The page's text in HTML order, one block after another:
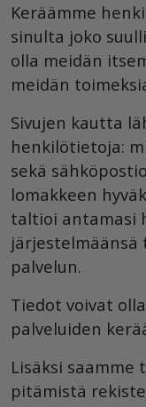
Keräämme
sinulta joko
olla meidän
meidän
Sivujen kautta
henkilötietoja:
sekä
lomakkeen
taltioi antamasi
palvelun.
Tiedot voivat
palveluiden
Lisäksi
pitämistä